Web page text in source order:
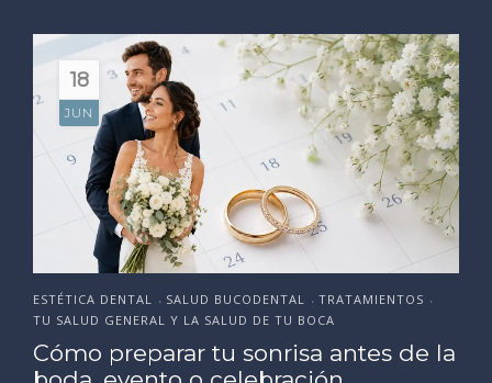
18
JUN
ESTÉTICA DENTAL • SALUD BUCODENTAL • TRATAMIENTOS •
TU SALUD GENERAL Y LA SALUD DE TU BOCA
Cómo preparar tu sonrisa antes de la